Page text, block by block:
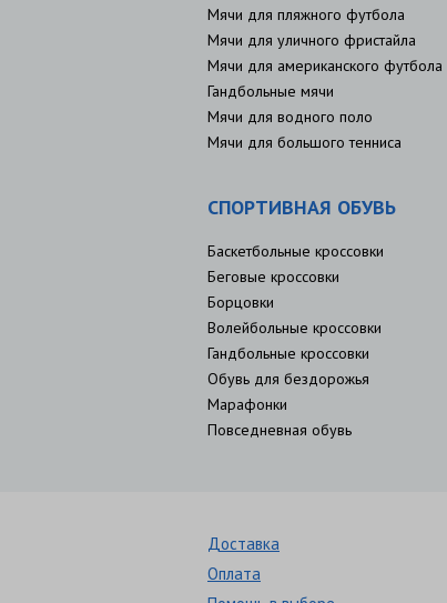
Мячи для пляжного футбола
Мячи для уличного фристайла
Мячи для американского футбола
Гандбольные мячи
Мячи для водного поло
Мячи для большого тенниса
СПОРТИВНАЯ ОБУВЬ
Баскетбольные кроссовки
Беговые кроссовки
Борцовки
Волейбольные кроссовки
Гандбольные кроссовки
Обувь для бездорожья
Марафонки
Повседневная обувь
Доставка
Оплата